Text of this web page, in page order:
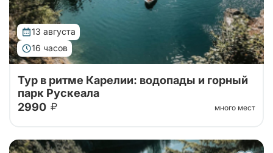
13 августа
16 часов
Тур в ритме Карелии: водопады и горный
парк Рускеала
2990
много мест